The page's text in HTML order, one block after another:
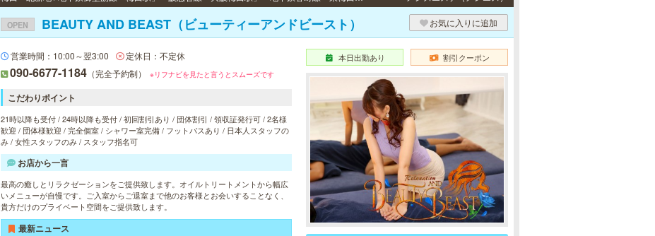
OPEN BEAUTY AND BEAST（ビューティーアンドビースト） お気に入りに追加
営業時間：10:00～翌3:00 定休日：不定休
090-6677-1184 （完全予約制） ※リフナビを見たと言うとスムーズです
こだわりポイント
21時以降も受付 / 24時以降も受付 / 初回割引あり / 団体割引 / 領収証発行可 / 2名様
歓迎 / 団体様歓迎 / 完全個室 / シャワー室完備 / フットバスあり / 日本人スタッフの
み / 女性スタッフのみ / スタッフ指名可
お店から一言
最高の癒しとリラクゼーションをご提供致します。オイルトリートメントから幅広
いメニューが自慢です。ご入室からご退室まで他のお客様とお会いすることなく、
貴方だけのプライベート空間をご提供致します。
最新ニュース
本日出勤あり 割引クーポン